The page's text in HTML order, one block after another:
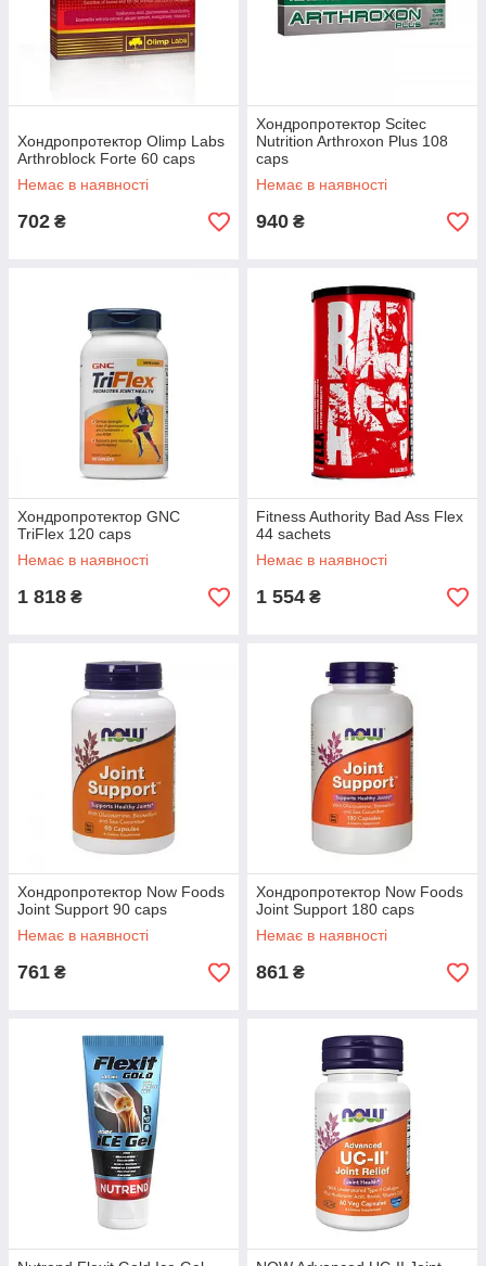
Хондропротектор Olimp Labs
Arthroblock Forte 60 caps
Немає в наявності
702 ₴
Хондропротектор Scitec
Nutrition Arthroxon Plus 108
caps
Немає в наявності
940 ₴
Хондропротектор GNC
TriFlex 120 caps
Немає в наявності
1 818 ₴
Fitness Authority Bad Ass Flex
44 sachets
Немає в наявності
1 554 ₴
Хондропротектор Now Foods
Joint Support 90 caps
Немає в наявності
761 ₴
Хондропротектор Now Foods
Joint Support 180 caps
Немає в наявності
861 ₴